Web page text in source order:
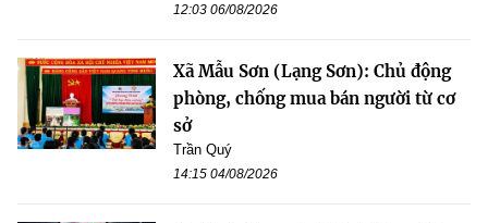
12:03 06/08/2026
Xã Mẫu Sơn (Lạng Sơn): Chủ động
phòng, chống mua bán người từ cơ
sở
Trần Quý
14:15 04/08/2026